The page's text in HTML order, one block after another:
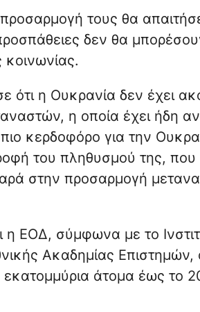
τους θα
δεν θα
κοινωνίας.
ότι η Ουκρανία δεν έχει
η οποία έχει ήδη
κερδοφόρο για την
του πληθυσμού της,
στην προσαρμογή
ΕΟΔ, σύμφωνα με το
Ακαδημίας
εκατομμύρια άτομα έως το